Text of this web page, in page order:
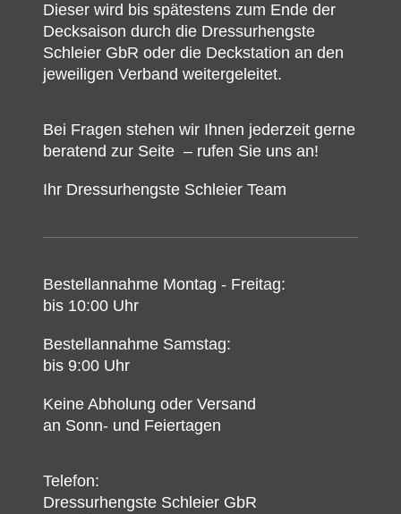
Dieser wird bis spätestens zum Ende der
Decksaison durch die Dressurhengste
Schleier GbR oder die Deckstation an den
jeweiligen Verband weitergeleitet.
Bei Fragen stehen wir Ihnen jederzeit gerne
beratend zur Seite – rufen Sie uns an!
Ihr Dressurhengste Schleier Team
Bestellannahme Montag - Freitag:
bis 10:00 Uhr
Bestellannahme Samstag:
bis 9:00 Uhr
Keine Abholung oder Versand
an Sonn- und Feiertagen
Telefon:
Dressurhengste Schleier GbR